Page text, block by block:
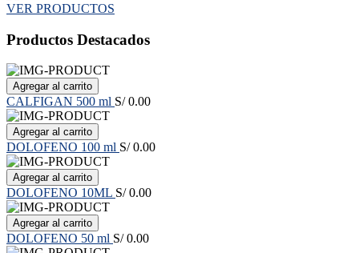
VER PRODUCTOS
Productos Destacados
Agregar al carrito
CALFIGAN 500 ml S/ 0.00
Agregar al carrito
DOLOFENO 100 ml S/ 0.00
Agregar al carrito
DOLOFENO 10ML S/ 0.00
Agregar al carrito
DOLOFENO 50 ml S/ 0.00